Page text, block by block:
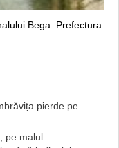
Bega. Prefectura
pierde pe
pe malul